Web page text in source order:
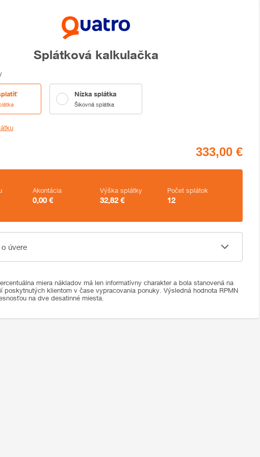
Splátková kalkulačka
Nízka splátka
Šikovná splátka
Akontácia
0,00 €
Výška splátky
32,82 €
Počet splátok
12
úvere
miera nákladov má len informatívny charakter a bola stanovená na
poskytnutých klientom v čase vypracovania ponuky. Výsledná hodnota RPMN
na dve desatinné miesta.